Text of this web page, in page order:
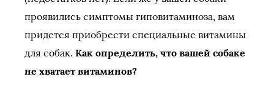
проявились симптомы гиповитаминоза, вам
придется приобрести специальные витамины
для собак. Как определить, что вашей собаке
не хватает витаминов?